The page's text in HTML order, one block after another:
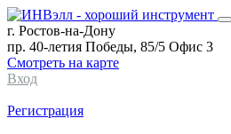
г. Ростов-на-Дону
пр. 40-летия Победы, 85/5 Офис 3
Смотреть на карте
Вход
Регистрация